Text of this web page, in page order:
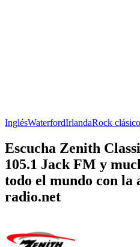
InglésWaterfordIrlandaRock clásico
Escucha Zenith
105.1 Jack FM y
todo el mundo con la
radio.net